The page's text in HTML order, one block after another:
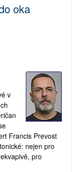
oka
v
Francis Prevost
nejen pro
pro